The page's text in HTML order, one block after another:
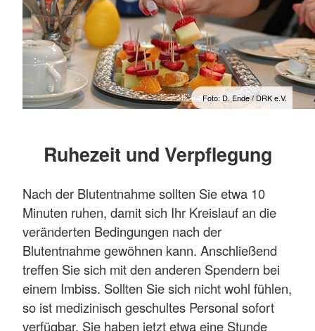
Foto: D. Ende / DRK e.V.
Ruhezeit und Verpflegung
Nach der Blutentnahme sollten Sie etwa 10
Minuten ruhen, damit sich Ihr Kreislauf an die
veränderten Bedingungen nach der
Blutentnahme gewöhnen kann. Anschließend
treffen Sie sich mit den anderen Spendern bei
einem Imbiss. Sollten Sie sich nicht wohl fühlen,
so ist medizinisch geschultes Personal sofort
verfügbar. Sie haben jetzt etwa eine Stunde